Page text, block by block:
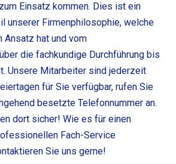
Einsatz kommen. Dies ist ein
unserer Firmenphilosophie, welche
Ansatz hat und vom
die fachkundige Durchführung bis
Unsere Mitarbeiter sind jederzeit
für Sie verfügbar, rufen Sie
besetzte Telefonnummer an.
dort sicher! Wie es für einen
Fach-Service
Sie uns gerne!